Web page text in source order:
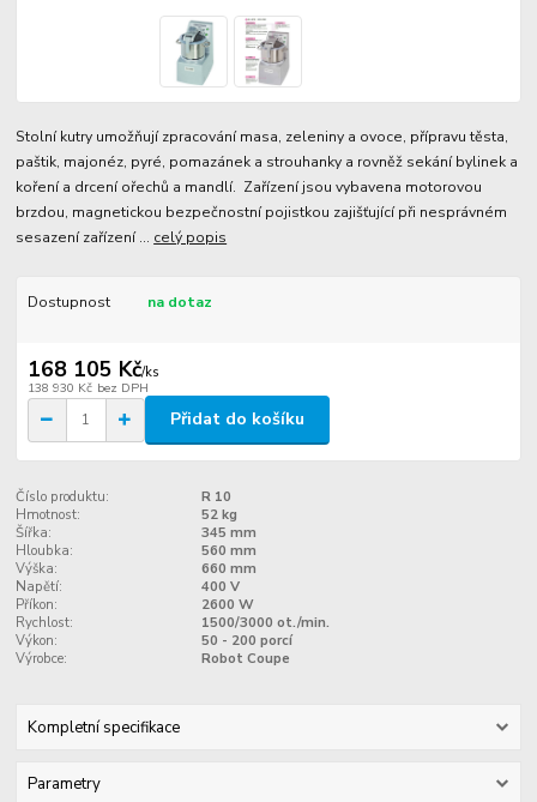
Stolní kutry umožňují zpracování masa, zeleniny a ovoce, přípravu těsta,
paštik, majonéz, pyré, pomazánek a strouhanky a rovněž sekání bylinek a
koření a drcení ořechů a mandlí. Zařízení jsou vybavena motorovou
brzdou, magnetickou bezpečnostní pojistkou zajišťující při nesprávném
sesazení zařízení ... celý popis
Dostupnost na dotaz
168 105 Kč/ks
138 930 Kč bez DPH
Přidat do košíku
Číslo produktu:
R 10
Hmotnost:
52 kg
Šířka:
345 mm
Hloubka:
560 mm
Výška:
660 mm
Napětí:
400 V
Příkon:
2600 W
Rychlost:
1500/3000 ot./min.
Výkon:
50 - 200 porcí
Výrobce:
Robot Coupe
Kompletní specifikace
Parametry